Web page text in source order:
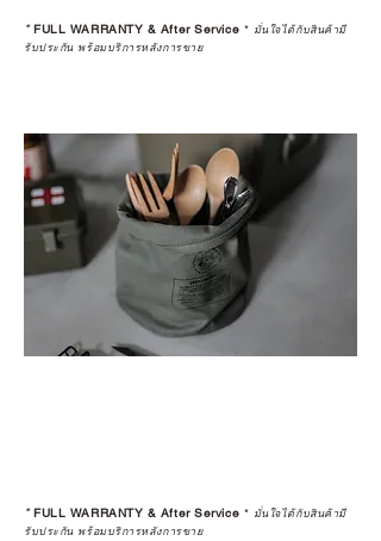
*FULL WARRANTY & After Service * มั่นใจได้กับสินค้ามี
รับประกัน พร้อมบริการหลังการขาย
*FULL WARRANTY & After Service * มั่นใจได้กับสินค้ามี
รับประกัน พร้อมบริการหลังการขาย